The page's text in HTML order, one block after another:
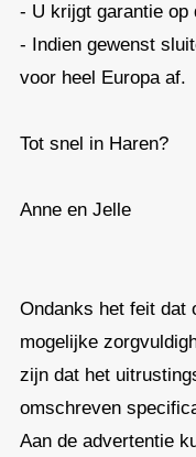
- U krijgt garantie op
- Indien gewenst
voor heel Europa af.
Tot snel in Haren?
Anne en Jelle
Ondanks het feit dat
mogelijke
zijn dat het
omschreven
Aan de advertentie